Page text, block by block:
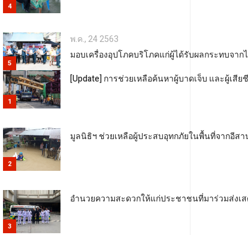
4
5
พ.ค., 24 2563
มอบเครื่องอุปโภคบริโภคแก่ผู้ได้รับผลกระทบจา
1
[Update] การช่วยเหลือค้นหาผู้บาดเจ็บ และผู้เสี
2
มูลนิธิฯ ช่วยเหลือผู้ประสบอุทกภัยในพื้นที่จากอีส
3
อำนวยความสะดวกให้แก่ประชาชนที่มาร่วมส่งเ